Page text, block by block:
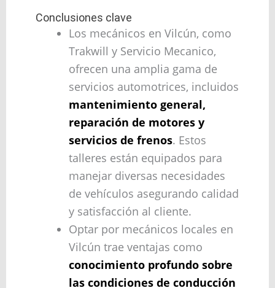
Conclusiones clave
Los mecánicos en Vilcún, como
Trakwill y Servicio Mecanico,
ofrecen una amplia gama de
servicios automotrices, incluidos
mantenimiento general,
reparación de motores y
servicios de frenos. Estos
talleres están equipados para
manejar diversas necesidades
de vehículos asegurando calidad
y satisfacción al cliente.
Optar por mecánicos locales en
Vilcún trae ventajas como
conocimiento profundo sobre
las condiciones de conducción